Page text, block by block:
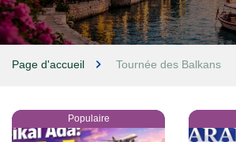
Page d'accueil Tournée des Balkans
Populaire